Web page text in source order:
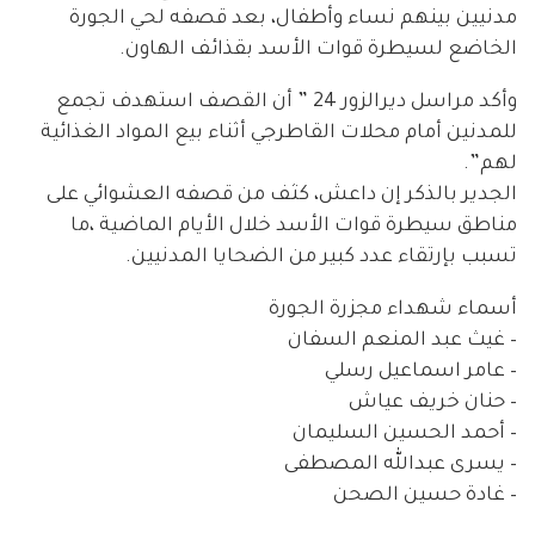
مدنيين بينهم نساء وأطفال، بعد قصفه لحي الجورة
الخاضع لسيطرة قوات الأسد بقذائف الهاون.
وأكد مراسل ديرالزور 24 ” أن القصف استهدف تجمع
للمدنين أمام محلات القاطرجي أثناء بيع المواد الغذائية
لهم”.
الجدير بالذكر إن داعش، كثف من قصفه العشوائي على
مناطق سيطرة قوات الأسد خلال الأيام الماضية ،ما
تسبب بإرتقاء عدد كبير من الضحايا المدنيين.
أسماء شهداء مجزرة الجورة
– غيث عبد المنعم السفان
– عامر اسماعيل رسلي
– حنان خريف عياش
– أحمد الحسين السليمان
– يسرى عبدالله المصطفى
– غادة حسين الصحن